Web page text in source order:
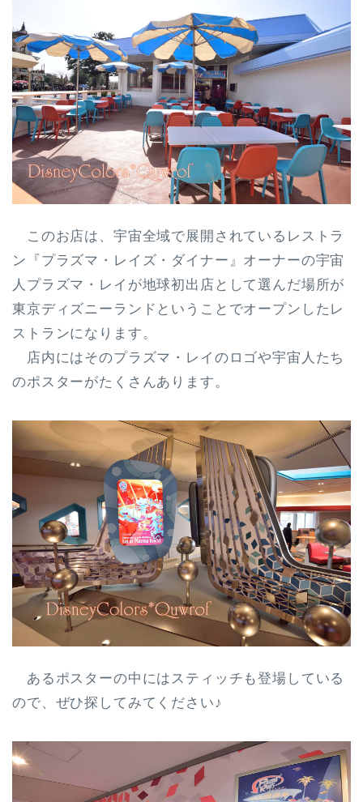
このお店は、宇宙全域で展開されているレストラ
ン『プラズマ・レイズ・ダイナー』オーナーの宇宙
人プラズマ・レイが地球初出店として選んだ場所が
東京ディズニーランド ということでオープンしたレ
ストランになります。
店内にはそのプラズマ・レイのロゴや宇宙人たち
のポスターがたくさんあります。
あるポスターの中にはスティッチも登場している
ので、ぜひ探してみてください♪